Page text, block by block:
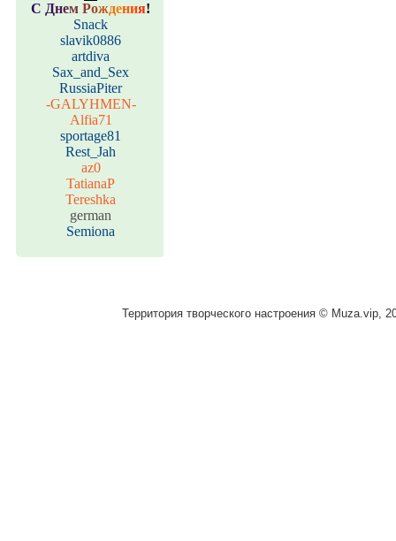
С Днем Рождения!
Snack
slavik0886
artdiva
Sax_and_Sex
RussiaPiter
-GALYHMEN-
Alfia71
sportage81
Rest_Jah
az0
TatianaP
Tereshka
german
Semiona
Территория творческого настроения © Muza.vip,